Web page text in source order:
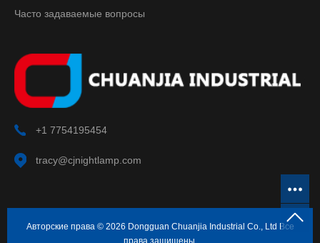
Часто задаваемые вопросы
+1 7754195454
tracy@cjnightlamp.com
Авторские права © 2026 Dongguan Chuanjia Industrial Co., Ltd Все
права защищены.